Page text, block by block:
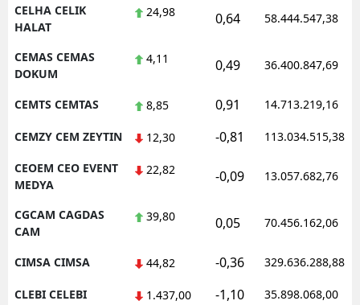
CELHA CELIK
HALAT
24,98 0,64 58.444.547,38
CEMAS CEMAS
DOKUM
4,11 0,49 36.400.847,69
CEMTS CEMTAS 8,85 0,91 14.713.219,16
CEMZY CEM ZEYTIN 12,30 -0,81 113.034.515,38
CEOEM CEO EVENT
MEDYA
22,82 -0,09 13.057.682,76
CGCAM CAGDAS
CAM
39,80 0,05 70.456.162,06
CIMSA CIMSA 44,82 -0,36 329.636.288,88
CLEBI CELEBI 1.437,00 -1,10 35.898.068,00